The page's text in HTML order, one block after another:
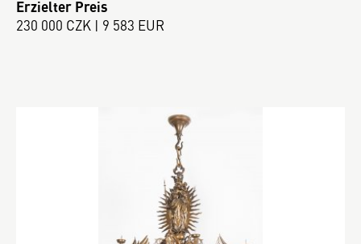
Erzielter Preis
230 000 CZK | 9 583 EUR